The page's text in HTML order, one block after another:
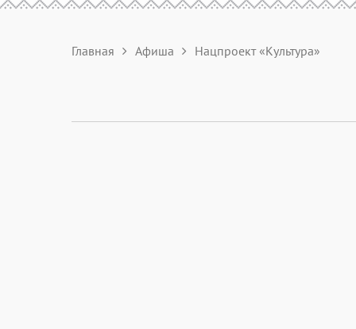
Главная Афиша Нацпроект «Культура»